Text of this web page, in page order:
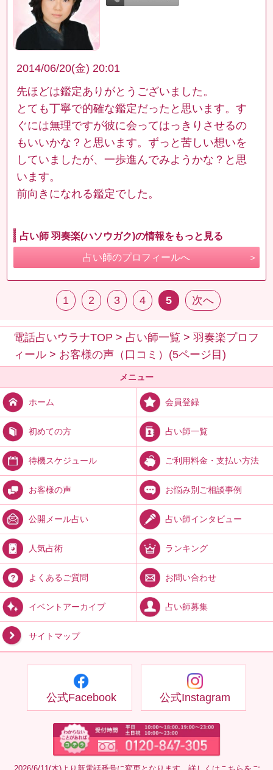
2014/06/20(金) 20:01
先ほどは鑑定ありがとうございました。
とても丁寧で的確な鑑定だったと思います。す
ぐには無理ですが彼に会ってはっきりさせるの
もいいかな？と思います。ずっと苦しい想いを
していましたが、一歩進んでみようかな？と思
います。
前向きになれる鑑定でした。
占い師 羽奏楽(ハソウガク)の情報をもっと見る
占い師のプロフィールへ
1 2 3 4 5 次へ
電話占いウラナTOP > 占い師一覧 >羽奏楽プロフ
ィール > お客様の声（口コミ）(5ページ目)
メニュー
ホーム 会員登録
初めての方 占い師一覧
待機スケジュール ご利用料金・支払い方法
お客様の声 お悩み別ご相談事例
公開メール占い 占い師インタビュー
人気占術 ランキング
よくあるご質問 お問い合わせ
イベントアーカイブ 占い師募集
サイトマップ
公式Facebook 公式Instagram